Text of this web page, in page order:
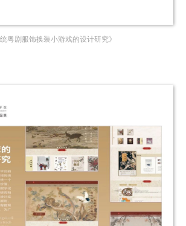
统粤剧服饰换装小游戏的设计研究》